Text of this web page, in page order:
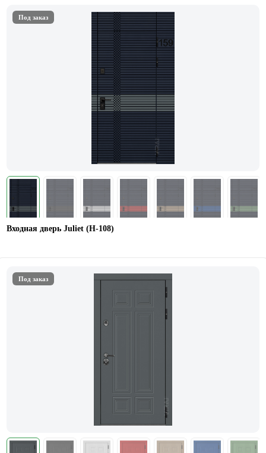
Под заказ
Входная дверь Juliet (Н-108)
Под заказ